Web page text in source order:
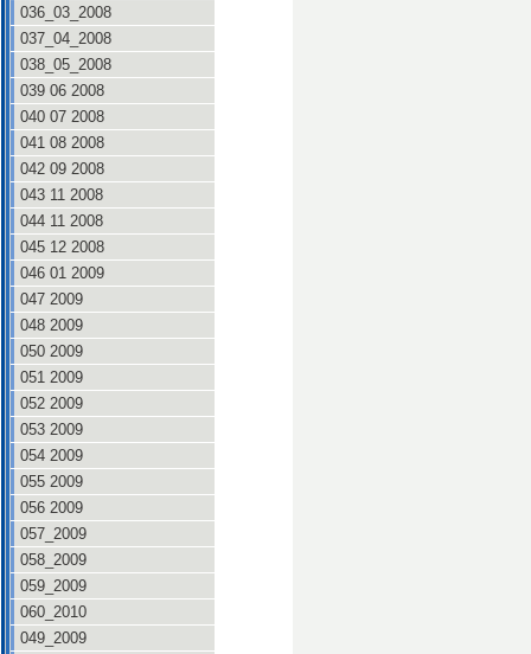
036_03_2008
037_04_2008
038_05_2008
039 06 2008
040 07 2008
041 08 2008
042 09 2008
043 11 2008
044 11 2008
045 12 2008
046 01 2009
047 2009
048 2009
050 2009
051 2009
052 2009
053 2009
054 2009
055 2009
056 2009
057_2009
058_2009
059_2009
060_2010
049_2009